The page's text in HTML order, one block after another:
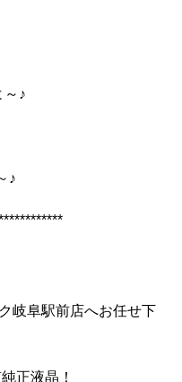
～♪
♪
岐阜駅前店へお任せ下
正液晶！